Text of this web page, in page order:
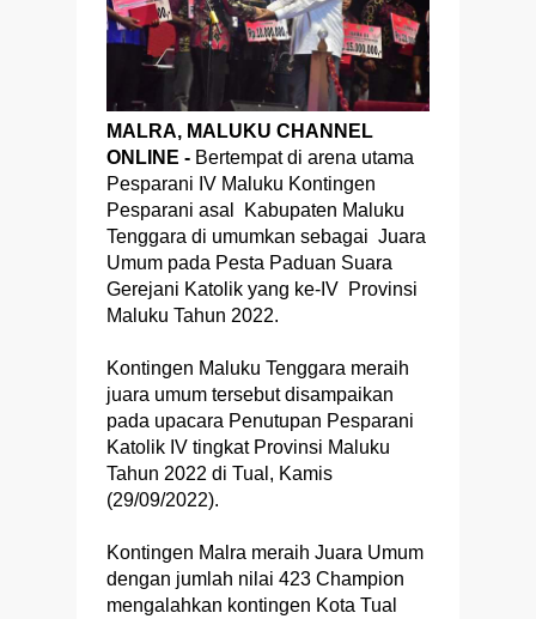
MALRA, MALUKU CHANNEL
ONLINE - Bertempat di arena utama
Pesparani IV Maluku Kontingen
Pesparani asal Kabupaten Maluku
Tenggara di umumkan sebagai Juara
Umum pada Pesta Paduan Suara
Gerejani Katolik yang ke-IV Provinsi
Maluku Tahun 2022.
Kontingen Maluku Tenggara meraih
juara umum tersebut disampaikan
pada upacara Penutupan Pesparani
Katolik IV tingkat Provinsi Maluku
Tahun 2022 di Tual, Kamis
(29/09/2022).
Kontingen Malra meraih Juara Umum
dengan jumlah nilai 423 Champion
mengalahkan kontingen Kota Tual